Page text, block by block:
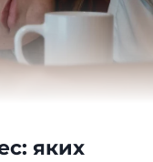
яких